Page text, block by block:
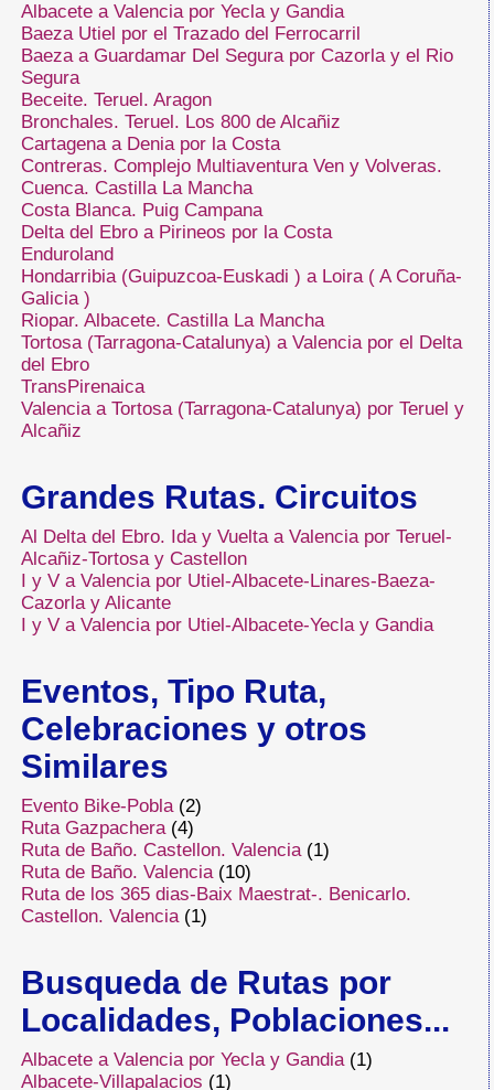
Albacete a Valencia por Yecla y Gandia
Baeza Utiel por el Trazado del Ferrocarril
Baeza a Guardamar Del Segura por Cazorla y el Rio
Segura
Beceite. Teruel. Aragon
Bronchales. Teruel. Los 800 de Alcañiz
Cartagena a Denia por la Costa
Contreras. Complejo Multiaventura Ven y Volveras.
Cuenca. Castilla La Mancha
Costa Blanca. Puig Campana
Delta del Ebro a Pirineos por la Costa
Enduroland
Hondarribia (Guipuzcoa-Euskadi ) a Loira ( A Coruña-
Galicia )
Riopar. Albacete. Castilla La Mancha
Tortosa (Tarragona-Catalunya) a Valencia por el Delta
del Ebro
TransPirenaica
Valencia a Tortosa (Tarragona-Catalunya) por Teruel y
Alcañiz
Grandes Rutas. Circuitos
Al Delta del Ebro. Ida y Vuelta a Valencia por Teruel-
Alcañiz-Tortosa y Castellon
I y V a Valencia por Utiel-Albacete-Linares-Baeza-
Cazorla y Alicante
I y V a Valencia por Utiel-Albacete-Yecla y Gandia
Eventos, Tipo Ruta,
Celebraciones y otros
Similares
Evento Bike-Pobla (2)
Ruta Gazpachera (4)
Ruta de Baño. Castellon. Valencia (1)
Ruta de Baño. Valencia (10)
Ruta de los 365 dias-Baix Maestrat-. Benicarlo.
Castellon. Valencia (1)
Busqueda de Rutas por
Localidades, Poblaciones...
Albacete a Valencia por Yecla y Gandia (1)
Albacete-Villapalacios (1)